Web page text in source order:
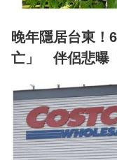
晚年隱居台東！
亡」 伴侶悲曝